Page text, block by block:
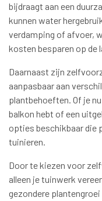
bijdraagt aan een
kunnen water
verdamping of afvoer,
kosten besparen op de
Daarnaast zijn
aanpasbaar aan
plantbehoeften. Of je
balkon hebt of een
opties beschikbaar die
tuinieren.
Door te kiezen voor
alleen je tuinwerk
gezondere